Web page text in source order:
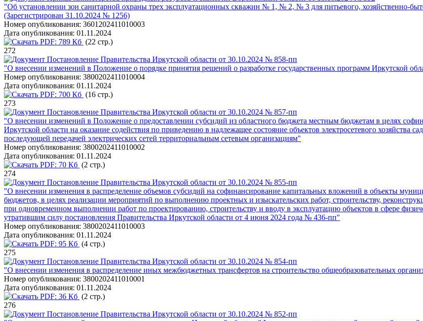
"Об установлении зон санитарной охраны трех эксплуатационных скважин № 1, № 2, № 3 для питьевого, хозяйственно-
(Зарегистрирован 31.10.2024 № 1256)
Номер опубликования: 3601202411010003
Дата опубликования: 01.11.2024
PDF: 789 Кб (22 стр.)
272
Постановление Правительства Иркутской области от 30.10.2024 № 858-пп
"О внесении изменений в Положение о порядке принятия решений о разработке государственных программ Иркутской
Номер опубликования: 3800202411010004
Дата опубликования: 01.11.2024
PDF: 700 Кб (16 стр.)
273
Постановление Правительства Иркутской области от 30.10.2024 № 857-пп
"О внесении изменений в Положение о предоставлении субсидий из областного бюджета местным бюджетам в целях
Иркутской области на оказание содействия по приведению в надлежащее состояние объектов электросетевого хозяйства
последующей передачей электрических сетей территориальным сетевым организациям"
Номер опубликования: 3800202411010002
Дата опубликования: 01.11.2024
PDF: 70 Кб (2 стр.)
274
Постановление Правительства Иркутской области от 30.10.2024 № 855-пп
"О внесении изменения в распределение объемов субсидий на софинансирование капитальных вложений в объекты
бюджетов, в целях реализации мероприятий по выполнению проектных и изыскательских работ, строительству,
при одновременном выполнении работ по проектированию, строительству и вводу в эксплуатацию объектов в сфере
утратившим силу постановления Правительства Иркутской области от 4 июня 2024 года № 436-пп"
Номер опубликования: 3800202411010003
Дата опубликования: 01.11.2024
PDF: 95 Кб (4 стр.)
275
Постановление Правительства Иркутской области от 30.10.2024 № 854-пп
"О внесении изменения в распределение иных межбюджетных трансфертов на строительство общеобразовательных
Номер опубликования: 3800202411010001
Дата опубликования: 01.11.2024
PDF: 36 Кб (2 стр.)
276
Постановление Правительства Иркутской области от 30.10.2024 № 852-пп